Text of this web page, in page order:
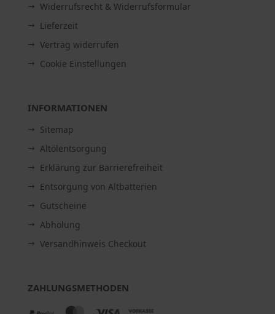
Widerrufsrecht & Widerrufsformular
Lieferzeit
Vertrag widerrufen
Cookie Einstellungen
INFORMATIONEN
Sitemap
Altölentsorgung
Erklärung zur Barrierefreiheit
Entsorgung von Altbatterien
Gutscheine
Abholung
Versandhinweis Checkout
ZAHLUNGSMETHODEN